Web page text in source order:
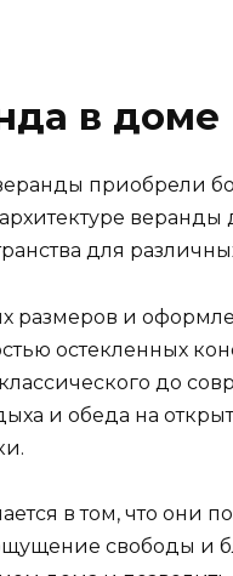
в доме
приобрели
для
размеров и
остекленных
до
и обеда на
в том, что они
свободы и